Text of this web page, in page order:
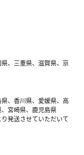
、三重県、滋賀県、京
、香川県、愛媛県、高
宮崎県、鹿児島県
発送させていただいて